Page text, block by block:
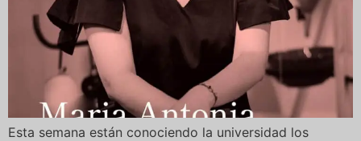
Esta semana están conociendo la universidad los